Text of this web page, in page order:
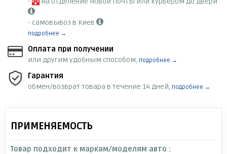
- самовывоз в Киев
подробнее →
Оплата при получении
или другим удобным способом, подробнее →
Гарантия
обмен/возврат товара в течение 14 дней, подробнее →
ПРИМЕНЯЕМОСТЬ
Товар подходит к маркам/моделям авто :